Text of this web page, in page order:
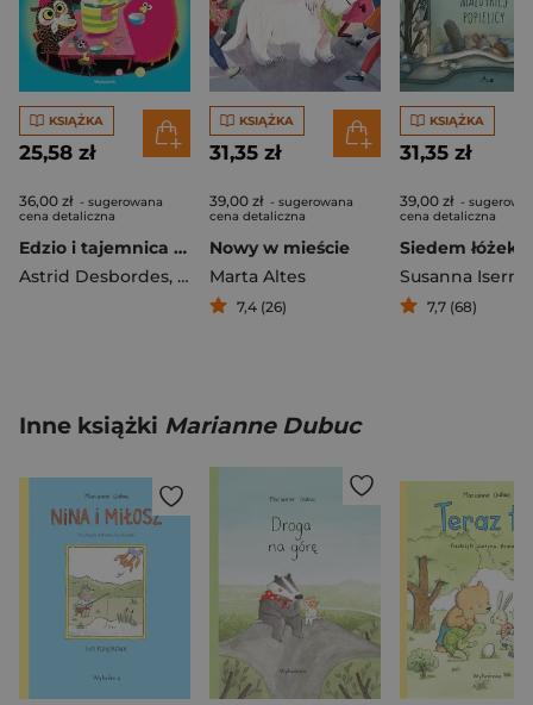
KSIĄŻKA
25,58 zł
36,00 zł - sugerowana
cena detaliczna
Edzio i tajemnica zupy
Astrid Desbordes, Boutavant Marc
KSIĄŻKA
31,35 zł
39,00 zł - sugerowana
cena detaliczna
Nowy w mieście
Marta Altes
7,4 (26)
KSIĄŻKA
31,35 zł
39,00 zł -
cena detaliczna
Susanna Isern
7,7 (68)
Inne książki Marianne Dubuc